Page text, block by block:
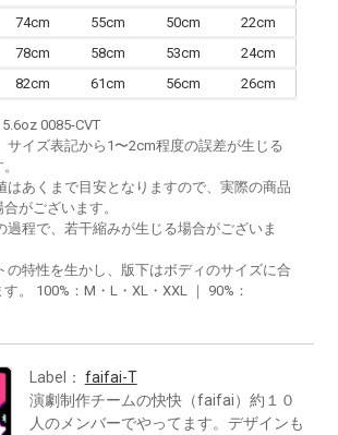
74cm 55cm 50cm
22cm
78cm 58cm 53cm
24cm
82cm 61cm 56cm 26cm
0085-CVT
イズ表記から1〜2cm程度の誤差が生じる
あくまで目安となりますので、実際の商品
がございます。
程で、若干縮みが生じる場合がございま
特性を生かし、版下はボディのサイズに合
。 100%：M・L・XL・XXL ｜ 90%：
Label： faifai-T
演劇制作チームの快快（faifai）約１０
人のメンバーでやってます。デザインも